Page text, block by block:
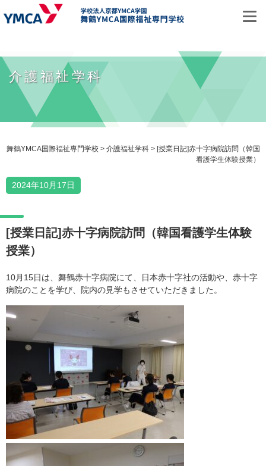
オープンキャンパス
学校紹介
YMCAについて
介護福祉学科
国際観光ビジネス学科
キャンパスライフ
介護福祉学科
舞鶴YMCA国際福祉専門学校 > 介護福祉学科 > [授業日記]赤十字病院訪問（韓国
看護学生体験授業）
2024年10月17日
[授業日記]赤十字病院訪問（韓国看護学生体験
授業）
10月15日は、舞鶴赤十字病院にて、日本赤十字社の活動や、赤十字
病院のことを学び、院内の見学もさせていただきました。